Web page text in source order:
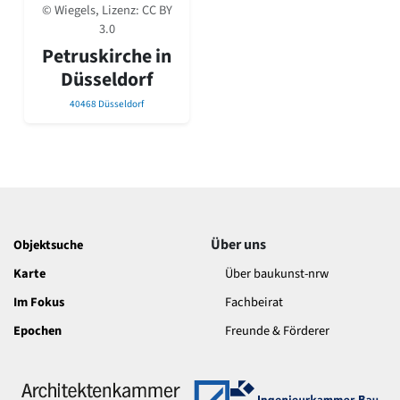
David Chipperfield
Harald Deilmann
Gottfried Böhm
Schneider von Esleben
Peter Behrens
Auszeichnung vorbildlicher Bauten NRW 2020
1950er-70er Jahre
Reformarchitektur
Jugendstil
Klassizismus
Gotik
© Wiegels, Lizenz:CC BY
3.0
Petruskirche in
Düsseldorf
40468 Düsseldorf
Objektsuche
Karte
Im Fokus
Epochen
Über uns
Über baukunst-nrw
Fachbeirat
Freunde & Förderer